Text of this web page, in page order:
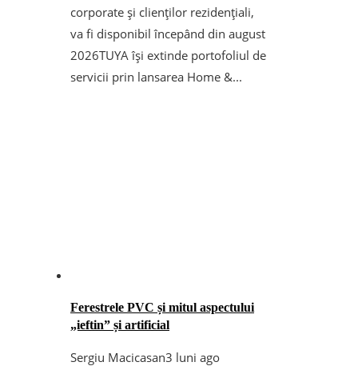
corporate și clienților rezidențiali,
va fi disponibil începând din august
2026TUYA își extinde portofoliul de
servicii prin lansarea Home &...
Ferestrele PVC și mitul aspectului
„ieftin” și artificial
Sergiu Macicasan3 luni ago